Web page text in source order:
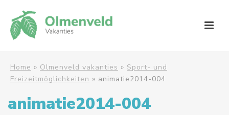
Home » Olmenveld vakanties » Sport- und
Freizeitmöglichkeiten » animatie2014-004
animatie2014-004